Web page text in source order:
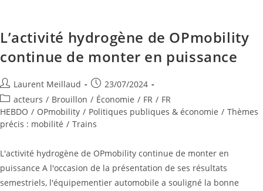
L’activité hydrogène de OPmobility
continue de monter en puissance
Laurent Meillaud
23/07/2024
acteurs / Brouillon / Économie / FR / FR
HEBDO / OPmobility / Politiques publiques & économie / Thèmes
précis : mobilité / Trains
L'activité hydrogène de OPmobility continue de monter en
puissance A l'occasion de la présentation de ses résultats
semestriels, l'équipementier automobile a souligné la bonne